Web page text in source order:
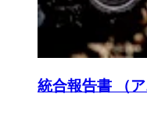
統合報告書 （ア